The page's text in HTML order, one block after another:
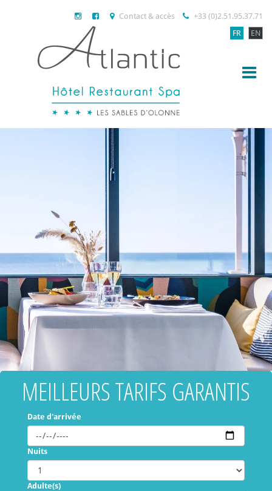
Contact & accès
+33 (0)2.51.95.37.71
FR
EN
MEILLEURS TARIFS GARANTIS
Date d'arrivée
Nuits
Adulte(s)